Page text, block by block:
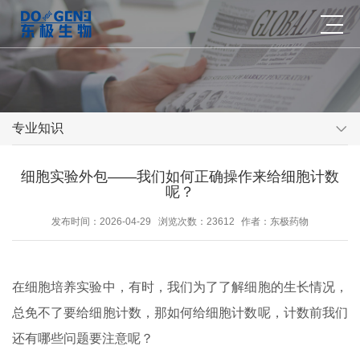
专业知识
细胞实验外包——我们如何正确操作来给细胞计数
呢？
发布时间：2026-04-29 浏览次数：23612 作者：东极药物
在细胞培养实验中，有时，我们为了了解细胞的生长情况，
总免不了要给细胞计数，那如何给细胞计数呢，计数前我们
还有哪些问题要注意呢？